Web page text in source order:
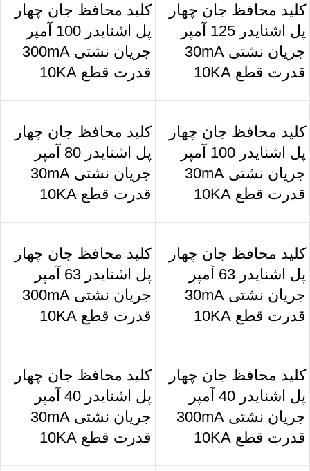
کلید محافظ جان چهار
پل اشنایدر 125 آمپر
جریان نشتی 30mA
قدرت قطع 10KA
کلید محافظ جان چهار
پل اشنایدر 100 آمپر
جریان نشتی 300mA
قدرت قطع 10KA
کلید محافظ جان چهار
پل اشنایدر 100 آمپر
جریان نشتی 30mA
قدرت قطع 10KA
کلید محافظ جان چهار
پل اشنایدر 80 آمپر
جریان نشتی 30mA
قدرت قطع 10KA
کلید محافظ جان چهار
پل اشنایدر 63 آمپر
جریان نشتی 30mA
قدرت قطع 10KA
کلید محافظ جان چهار
پل اشنایدر 63 آمپر
جریان نشتی 300mA
قدرت قطع 10KA
کلید محافظ جان چهار
پل اشنایدر 40 آمپر
جریان نشتی 300mA
قدرت قطع 10KA
کلید محافظ جان چهار
پل اشنایدر 40 آمپر
جریان نشتی 30mA
قدرت قطع 10KA